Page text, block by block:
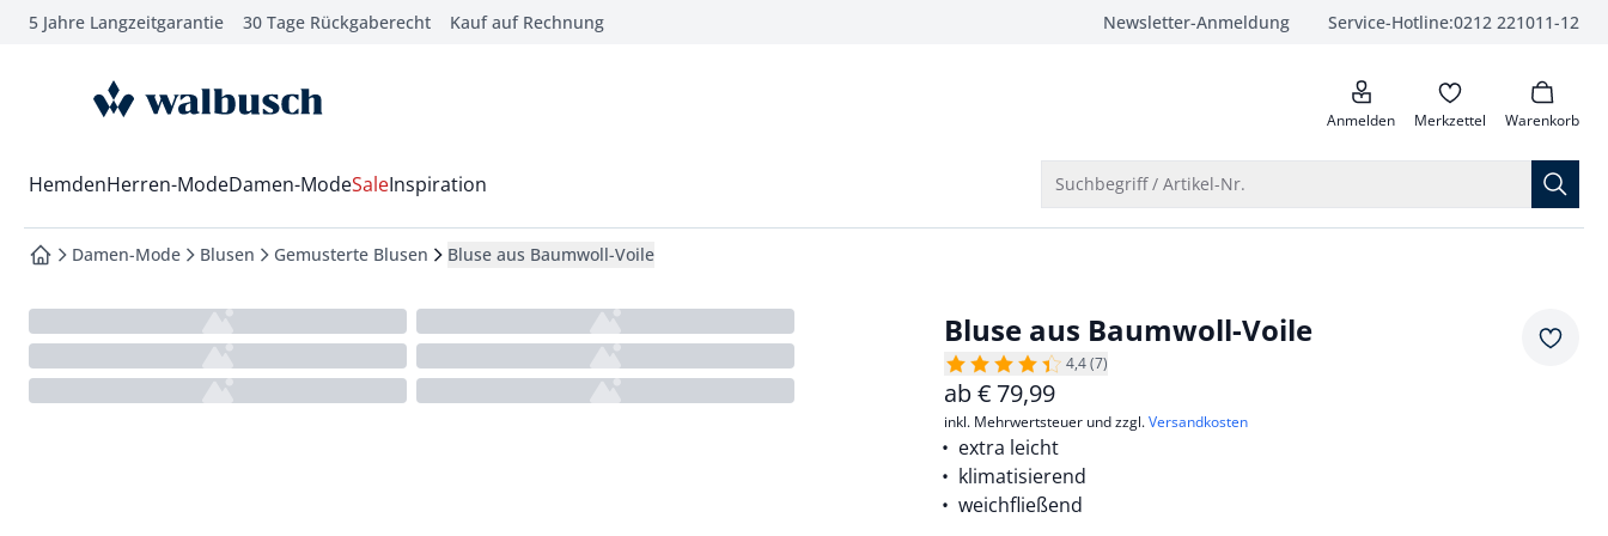
springen
springen
springen
5 Jahre Langzeitgarantie 30 Tage Rückgaberecht Kauf auf Rechnung Newsletter-Anmeldung Service-Hotline:0212 221011-12
anrufen
zur Startseite Anmelden Merkzettel Warenkorb
Wechsel in das Menü mit Pfeil-Runter Taste
HemdenHerren-ModeDamen-ModeSaleInspiration Suchbegriff / Artikel-Nr.
zur Startseite
Damen-Mode Blusen Gemusterte Blusen Bluse aus Baumwoll-Voile
Bluse aus Baumwoll-Voile
4,4 (7)
ab€ 79,99
inkl. Mehrwertsteuer und zzgl.Versandkosten
extra leicht
klimatisierend
weichfließend